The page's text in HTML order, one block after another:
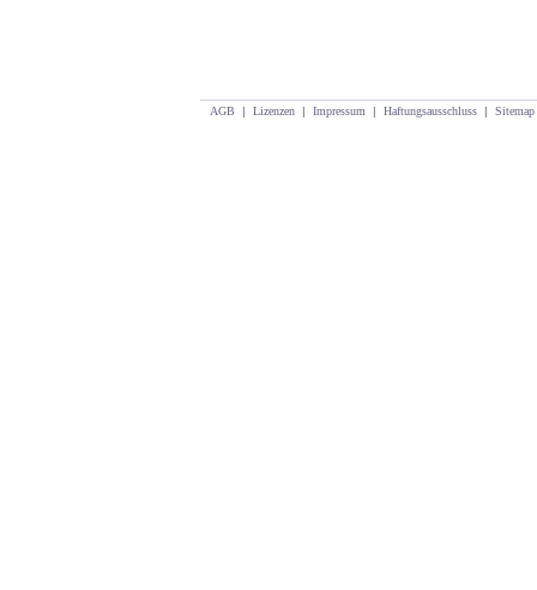
AGB | Lizenzen | Impressum | Haftungsausschluss | Sitemap